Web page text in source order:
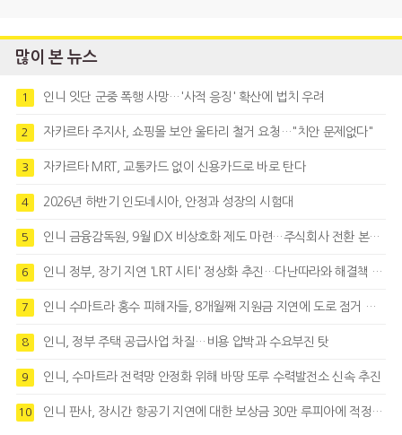
많이 본 뉴스
1 인니 잇단 군중 폭행 사망…'사적 응징' 확산에 법치 우려
2 자카르타 주지사, 쇼핑몰 보안 울타리 철거 요청…"치안 문제없다"
3 자카르타 MRT, 교통카드 없이 신용카드로 바로 탄다
4 2026년 하반기 인도네시아, 안정과 성장의 시험대
5 인니 금융감독원, 9월 IDX 비상호화 제도 마련…주식회사 전환 본격화
6 인니 정부, 장기 지연 'LRT 시티' 정상화 추진…다난따라와 해결책 모색
7 인니 수마트라 홍수 피해자들, 8개월째 지원금 지연에 도로 점거 시위
8 인니, 정부 주택 공급사업 차질…비용 압박과 수요부진 탓
9 인니, 수마트라 전력망 안정화 위해 바땅 또루 수력발전소 신속 추진
10 인니 판사, 장시간 항공기 지연에 대한 보상금 30만 루피아에 적정성 제기